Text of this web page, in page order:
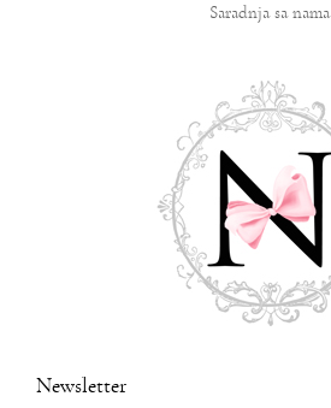
Saradnja sa nama
Newsletter